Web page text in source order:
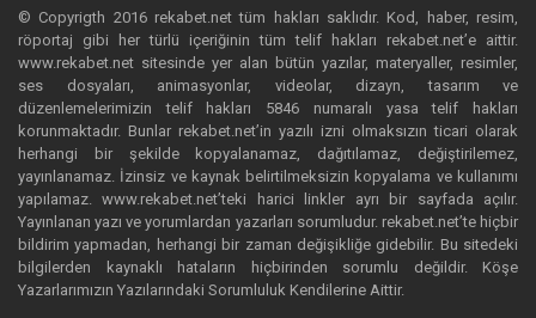
© Copyrigth 2016 rekabet.net tüm hakları saklıdır. Kod, haber, resim,
röportaj gibi her türlü içeriğinin tüm telif hakları rekabet.net’e aittir.
www.rekabet.net sitesinde yer alan bütün yazılar, materyaller, resimler,
ses dosyaları, animasyonlar, videolar, dizayn, tasarım ve
düzenlemelerimizin telif hakları 5846 numaralı yasa telif hakları
korunmaktadır. Bunlar rekabet.net’in yazılı izni olmaksızın ticari olarak
herhangi bir şekilde kopyalanamaz, dağıtılamaz, değiştirilemez,
yayınlanamaz. İzinsiz ve kaynak belirtilmeksizin kopyalama ve kullanımı
yapılamaz. www.rekabet.net’teki harici linkler ayrı bir sayfada açılır.
Yayınlanan yazı ve yorumlardan yazarları sorumludur. rekabet.net’te hiçbir
bildirim yapmadan, herhangi bir zaman değişikliğe gidebilir. Bu sitedeki
bilgilerden kaynaklı hataların hiçbirinden sorumlu değildir. Köşe
Yazarlarımızın Yazılarındaki Sorumluluk Kendilerine Aittir.